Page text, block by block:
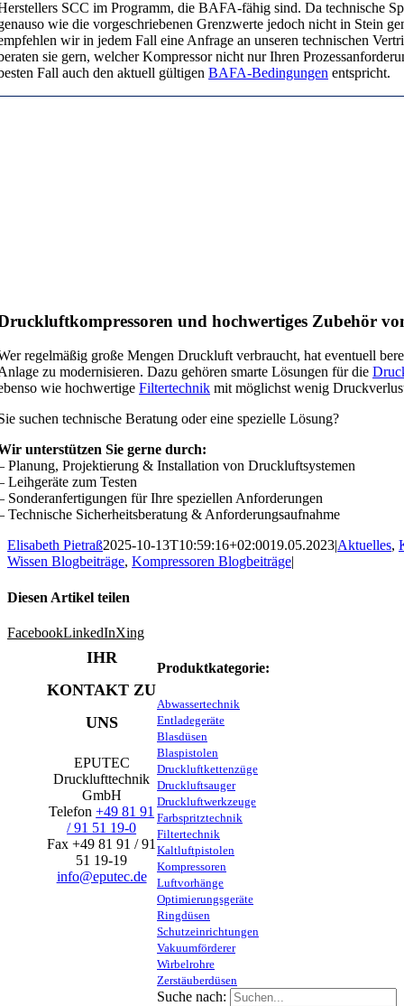
SCC im Programm, die BAFA-fähig sind. Da technische
wie die vorgeschriebenen Grenzwerte jedoch nicht in Stein
wir in jedem Fall eine Anfrage an unseren technischen
sie gern, welcher Kompressor nicht nur Ihren
Fall auch den aktuell gültigenBAFA-Bedingungen entspricht.
und hochwertiges Zubehör
regelmäßig große Mengen Druckluft verbraucht, hat eventuell
zu modernisieren. Dazu gehören smarte Lösungen für die
wie hochwertigeFiltertechnik mit möglichst wenig
suchen technische Beratung oder eine spezielle Lösung?
unterstützen Sie gerne durch:
Planung, Projektierung & Installation von Druckluftsystemen
Leihgeräte zum Testen
Sonderanfertigungen für Ihre speziellen Anforderungen
Technische Sicherheitsberatung & Anforderungsaufnahme
Elisabeth Pietraß2025-10-13T10:59:16+02:0019.05.2023|Aktuelles,
Wissen Blogbeiträge, Kompressoren Blogbeiträge|
Diesen Artikel teilen
FacebookLinkedInXing
Produktkategorie:
Abwassertechnik
Entladegeräte
Blasdüsen
Blaspistolen
Druckluftkettenzüge
Druckluftsauger
Druckluftwerkzeuge
Farbspritztechnik
Filtertechnik
Kaltluftpistolen
Kompressoren
Luftvorhänge
Optimierungsgeräte
Ringdüsen
Schutzeinrichtungen
Vakuumförderer
Wirbelrohre
Zerstäuberdüsen
Suche nach:
IHR
KONTAKT ZU
UNS
EPUTEC
Drucklufttechnik
GmbH
Telefon+49 81 91
/ 91 51 19-0
Fax +49 81 91 / 91
51 19-19
info@eputec.de